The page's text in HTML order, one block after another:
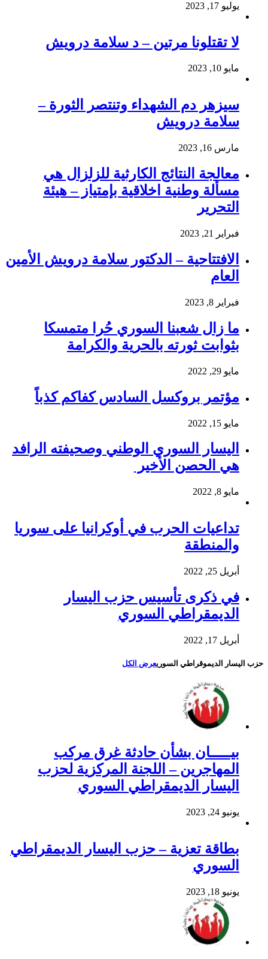
يوليو 17, 2023
لا تقتلونا مرتين – د سلامة درويش
مايو 10, 2023
سيزهر دم الشهداء وتنتصر الثورة –
سلامة درويش
مارس 16, 2023
معالجة النتائج الكارثية للزلزال هي
مسألة وطنية اخلاقية بإمتياز – هيئة
التحرير
فبراير 21, 2023
الافتتاحية – الدكتور سلامة درويش الأمين
العام
فبراير 8, 2023
ما زال شعبنا السوري حُرا متمسكا
بثوابت ثورته بالحرية والكرامة
مايو 29, 2022
مؤتمر بروكسل السادس كفاكم كذباً
مايو 15, 2022
اليسار السوري الوطني وصحيفته الرافد
هي الحصن الأخير
مايو 8, 2022
تداعيات الحرب في أوكرانيا على سوريا
والمنطقة
أبريل 25, 2022
في ذكرى تأسيس حزب اليسار
الديمقراطي السوري
أبريل 17, 2022
حزب اليسار الديموقراطي السوريعرض الكل
بيـــــان بشأن حادثة غرق مركب
المهاجرين – اللجنة المركزية لحزب
اليسار الديمقراطي السوري
يونيو 24, 2023
بطاقة تعزية – حزب اليسار الديمقراطي
السوري
يونيو 18, 2023